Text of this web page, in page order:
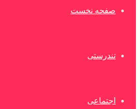
صفحه نخست
تندرستی
اجتماعی